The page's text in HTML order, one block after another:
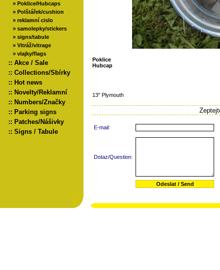
» Poklice/Hubcaps
» Polštářek/cushion
» reklamní cislo
» samolepky/stickers
» signs/tabule
» Vitráž/vitrage
» vlajky/flags
:: Akce / Sale
:: Collections/Sbírky
:: Hot news
:: Novelty/Reklamní
:: Numbers/Značky
:: Parking signs
:: Patches/Nášivky
:: Signs / Tabule
Poklice
Hubcap
13" Plymouth
E-mail:
Dotaz/Question: